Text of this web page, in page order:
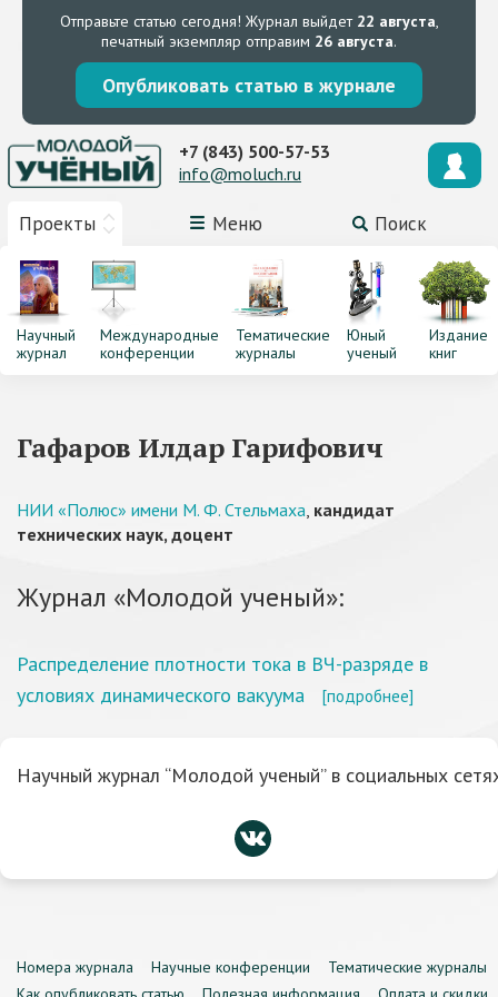
Отправьте статью сегодня! Журнал выйдет 22 августа,
печатный экземпляр отправим 26 августа.
Опубликовать статью в журнале
Проекты Меню Поиск
+7 (843) 500-57-53
info@moluch.ru
Научный
журнал
Международные
конференции
Тематические
журналы
Юный
ученый
Издание
книг
Гафаров Илдар Гарифович
НИИ «Полюс» имени М. Ф. Стельмаха, кандидат
технических наук, доцент
Журнал «Молодой ученый»:
Распределение плотности тока в ВЧ-разряде в
условиях динамического вакуума
[подробнее]
Научный журнал “Молодой ученый” в социальных
Номера журнала Научные конференции
Тематические журналы